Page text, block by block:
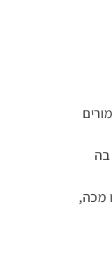
בלבד. מעבר ל12 החודשים האמורים
בה
מכה,